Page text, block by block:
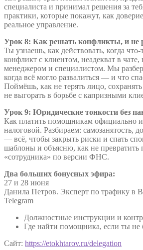
специалиста и принимал решения за
практики, которые покажут, как
реальное управление.
Урок 8: Как решать конфликты, и не
Ты узнаешь, как действовать, когда
конфликт с клиентом, неадекват в
менеджером и специалистом. Мы
когда всё могло развалиться — и что
Поймёшь, как не терять лицо,
не выгорать в борьбе с капризными
Урок 9: Юридические тонкости без
Как платить помощникам официально и
налоговой. Разбираем: самозанятость,
— всё, чтобы закрыть риски и спать
шаблоны и объясню, как не
«сотрудника» по версии ФНС.
Два больших бонусных эфира:
27 и 28 июня
Данила Петров. Эксперт по трафику в
Telegram
Должностные инструкции и
Где найти помощника, если ты не
Сайт: https://etokhtarov.ru/delegation